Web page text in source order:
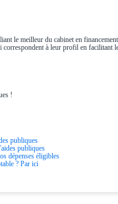
le meilleur du cabinet en
à leur profil en facilitant
!
publiques
publiques
dépenses éligibles
? Par ici